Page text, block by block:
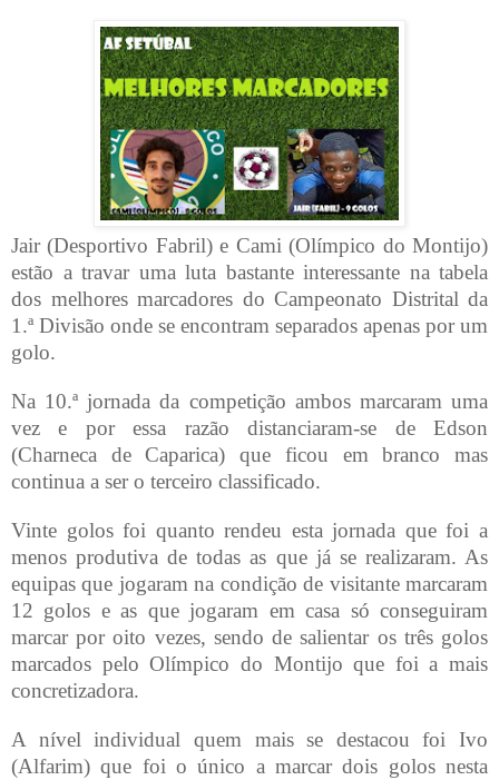
Jair (Desportivo Fabril) e Cami (Olímpico do Montijo)
estão a travar uma luta bastante interessante na tabela
dos melhores marcadores do Campeonato Distrital da
1.ª Divisão onde se encontram separados apenas por um
golo.
Na 10.ª jornada da competição ambos marcaram uma
vez e por essa razão distanciaram-se de Edson
(Charneca de Caparica) que ficou em branco mas
continua a ser o terceiro classificado.
Vinte golos foi quanto rendeu esta jornada que foi a
menos produtiva de todas as que já se realizaram. As
equipas que jogaram na condição de visitante marcaram
12 golos e as que jogaram em casa só conseguiram
marcar por oito vezes, sendo de salientar os três golos
marcados pelo Olímpico do Montijo que foi a mais
concretizadora.
A nível individual quem mais se destacou foi Ivo
(Alfarim) que foi o único a marcar dois golos nesta